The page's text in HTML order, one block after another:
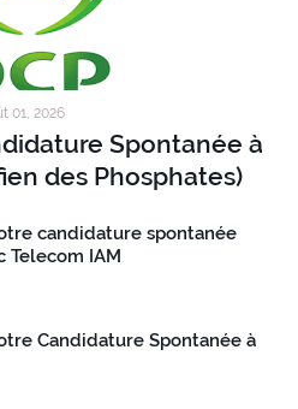
01, 2026
Spontanée à
des Phosphates)
candidature spontanée
Telecom IAM
Candidature Spontanée à